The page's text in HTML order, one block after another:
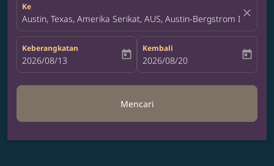
Ke
Austin, Texas, Amerika Serikat, AUS, Austin-Bergstrom close
Keberangkatan
fc-booking-departure-date-aria-label
2026/08/13 today
Kembali
fc-booking-return-date-aria-label
2026/08/20 today
Mencari